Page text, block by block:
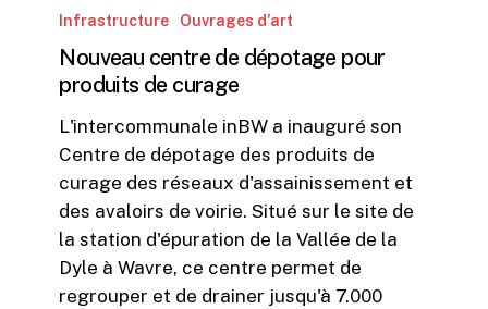
centre
dépotage
pour
produits
curage
Infrastructure Ouvrages d'art
Nouveau centre de dépotage pour
produits de curage
L'intercommunale inBW a inauguré son
Centre de dépotage des produits de
curage des réseaux d'assainissement et
des avaloirs de voirie. Situé sur le site de
la station d'épuration de la Vallée de la
Dyle à Wavre, ce centre permet de
regrouper et de drainer jusqu'à 7.000